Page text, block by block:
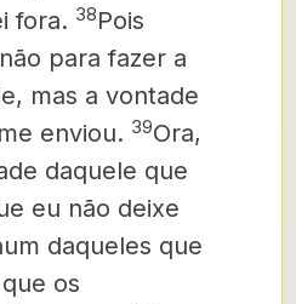
fora. 38Pois
para fazer a
mas a vontade
enviou. 39Ora,
daquele que
eu não deixe
daqueles que
os